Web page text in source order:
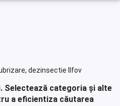
dezinsectie Ilfov
Selectează categoria și alte
a eficientiza căutarea